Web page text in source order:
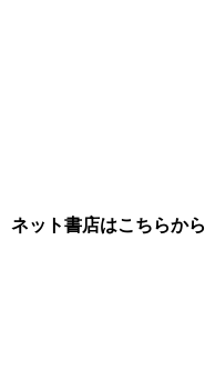
ネット書店はこちらから